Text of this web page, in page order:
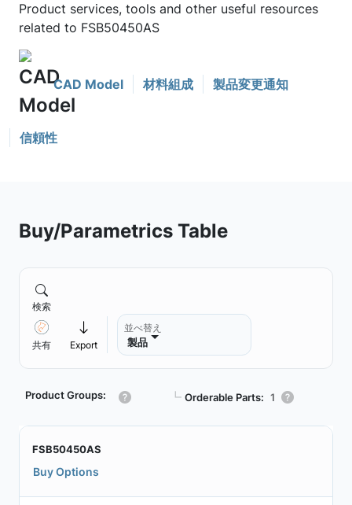
Product services, tools and other useful resources
related to FSB50450AS
CAD Model 材料組成 製品変更通知
信頼性
Buy/Parametrics Table
検索
共有 Export
並べ替え
製品
Product Groups: ┗ Orderable Parts: 1
FSB50450AS
Buy Options